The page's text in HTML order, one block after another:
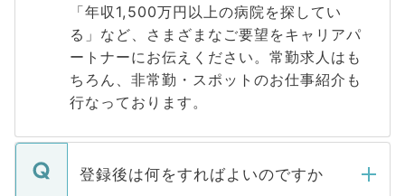
「年収1,500万円以上の病院を探してい
る」など、さまざまなご要望をキャリアパ
ートナーにお伝えください。常勤求人はも
ちろん、非常勤・スポットのお仕事紹介も
行なっております。
登録後は何をすればよいのですか